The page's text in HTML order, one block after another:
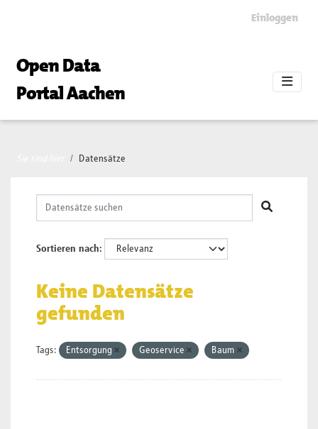
Einloggen
Open Data
Portal Aachen
Datensätze
Sortieren nach
Keine Datensätze
gefunden
Tags: Entsorgung Geoservice Baum